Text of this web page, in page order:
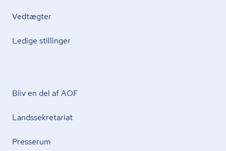
Vedtægter
Ledige stillinger
Bliv en del af AOF
Lands­se­kre­ta­ri­at
Presserum